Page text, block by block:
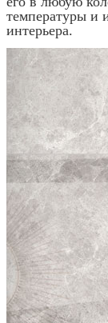
температуры и
интерьера.